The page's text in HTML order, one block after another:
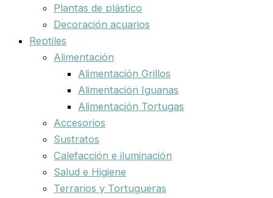
Plantas de plástico
Decoración acuarios
Reptiles
Alimentación
Alimentación Grillos
Alimentación Iguanas
Alimentación Tortugas
Accesorios
Sustratos
Calefacción e iluminación
Salud e Higiene
Terrarios y Tortugueras